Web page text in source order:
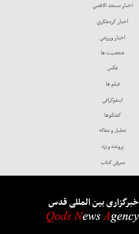
اخبار مسجد الاقصي
اخبار گردشگري
اخبار ورزشي
شخصيت ها
عكس
فيلم ها
اينفوگرافي
گفتگوها
تحليل و مقاله
پرونده ويژه
معرفي كتاب
خبرگزاری بین المللی قدس